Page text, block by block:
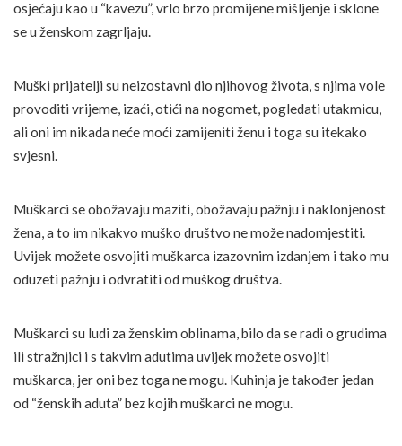
osjećaju kao u “kavezu”, vrlo brzo promijene mišljenje i sklone
se u ženskom zagrljaju.
Muški prijatelji su neizostavni dio njihovog života, s njima vole
provoditi vrijeme, izaći, otići na nogomet, pogledati utakmicu,
ali oni im nikada neće moći zamijeniti ženu i toga su itekako
svjesni.
Muškarci se obožavaju maziti, obožavaju pažnju i naklonjenost
žena, a to im nikakvo muško društvo ne može nadomjestiti.
Uvijek možete osvojiti muškarca izazovnim izdanjem i tako mu
oduzeti pažnju i odvratiti od muškog društva.
Muškarci su ludi za ženskim oblinama, bilo da se radi o grudima
ili stražnjici i s takvim adutima uvijek možete osvojiti
muškarca, jer oni bez toga ne mogu. Kuhinja je također jedan
od “ženskih aduta” bez kojih muškarci ne mogu.